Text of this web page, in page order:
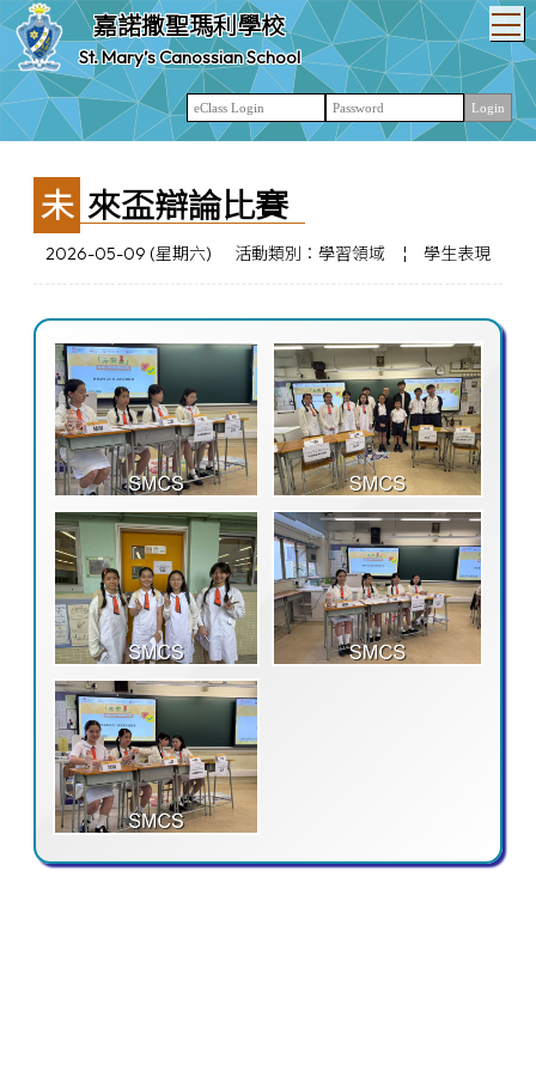
嘉諾撒聖瑪利學校
St. Mary’s Canossian School
未來盃辯論比賽
2026-05-09 (星期六) 活動類別：學習領域 ¦ 學生表現